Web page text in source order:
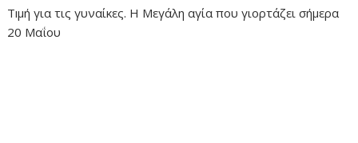
Τıμή για τις γυναίκες. Η Μεγάλη αγία που γιορτάζει σήμερα
20 Μαΐου